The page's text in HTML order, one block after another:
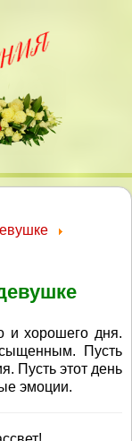
и хорошего дня.
Пусть
Пусть этот день
эмоции.